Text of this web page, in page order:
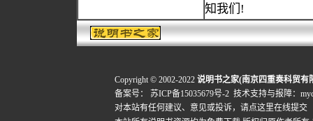
知我们!
Copyright © 2002-2022 说明书之家(南京四重奏科贸有
备案号：
苏ICP备15035679号-2 技术支持与报障：
对本站有任何建议、意见或投诉， 请点这里在线提交